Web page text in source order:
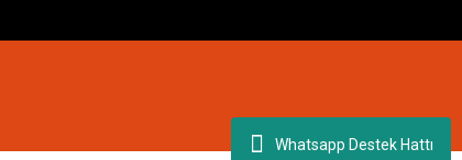
Whatsapp Destek Hattı